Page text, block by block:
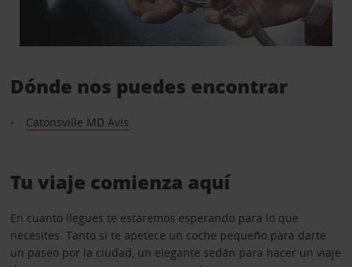
Dónde nos puedes encontrar
Catonsville MD Avis
Tu viaje comienza aquí
En cuanto llegues te estaremos esperando para lo que
necesites. Tanto si te apetece un coche pequeño para darte
un paseo por la ciudad, un elegante sedán para hacer un viaje